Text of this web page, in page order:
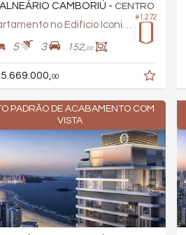
#1.272
CAMBORIÚ - CENTRO
Apartamento no Edifício Iconic Tower
5 3 152,00
00
PADRÃO DE ACABAMENTO COM
VISTA